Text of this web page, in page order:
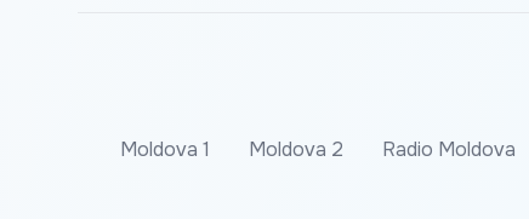
Moldova 1 Moldova 2 Radio Moldova